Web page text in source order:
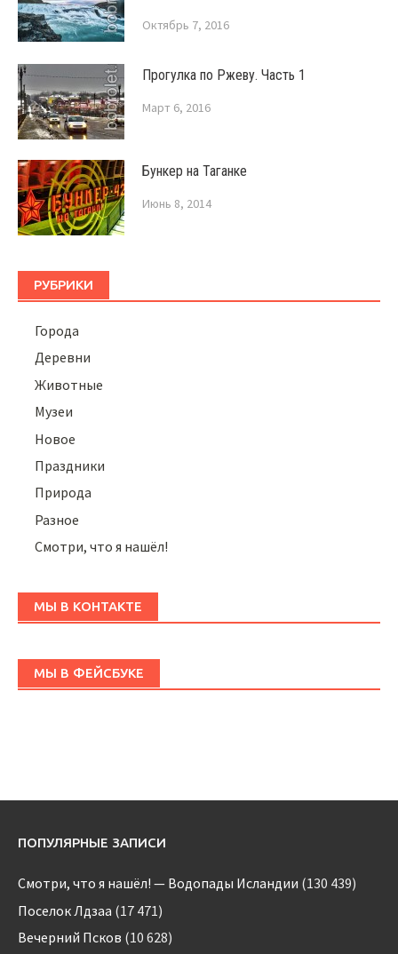
Октябрь 7, 2016
Прогулка по Ржеву. Часть 1
Март 6, 2016
Бункер на Таганке
Июнь 8, 2014
РУБРИКИ
Города
Деревни
Животные
Музеи
Новое
Праздники
Природа
Разное
Смотри, что я нашёл!
МЫ В КОНТАКТЕ
МЫ В ФЕЙСБУКЕ
ПОПУЛЯРНЫЕ ЗАПИСИ
Смотри, что я нашёл! — Водопады Исландии (130 439)
Поселок Лдзаа (17 471)
Вечерний Псков (10 628)